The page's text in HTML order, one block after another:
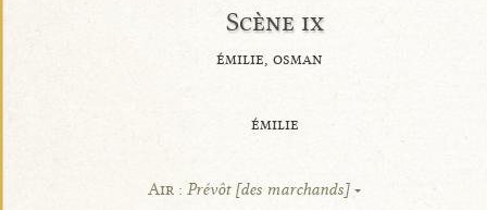
Scène ix
émilie, osman
émilie
Air : Prévôt [des marchands]